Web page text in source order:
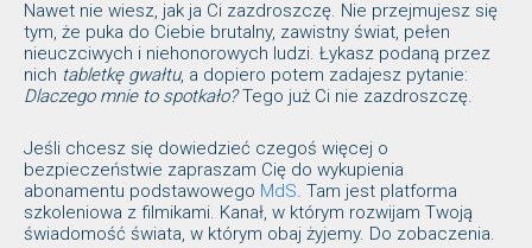
Nawet nie wiesz, jak ja Ci zazdroszczę. Nie przejmujesz się
tym, że puka do Ciebie brutalny, zawistny świat, pełen
nieuczciwych i niehonorowych ludzi. Łykasz podaną przez
nich tabletkę gwałtu, a dopiero potem zadajesz pytanie:
Dlaczego mnie to spotkało?Tego już Ci nie zazdroszczę.
Jeśli chcesz się dowiedzieć czegoś więcej o
bezpieczeństwie zapraszam Cię do wykupienia
abonamentu podstawowego MdS. Tam jest platforma
szkoleniowa z filmikami. Kanał, w którym rozwijam Twoją
świadomość świata, w którym obaj żyjemy. Do zobaczenia.